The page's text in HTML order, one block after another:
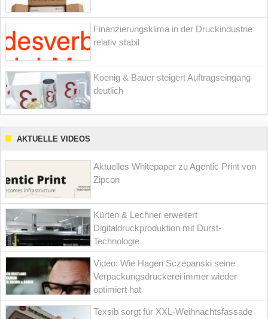
Finanzierungsklima in der Druckindustrie
relativ stabil
Koenig & Bauer steigert Auftragseingang
deutlich
AKTUELLE VIDEOS
Aktuelles Whitepaper zu Agentic Print von
Zipcon
Kürten & Lechner erweitert
Digitaldruckproduktion mit Durst-
Technologie
Video: Wie Hagen Sczepanski seine
Verpackungsdruckerei immer wieder
optimiert hat
Texsib sorgt für XXL-Weihnachtsfassade